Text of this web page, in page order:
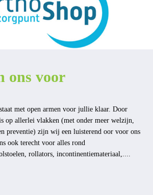
ons voor
met open armen voor jullie klaar. Door
op allerlei vlakken (met onder meer welzijn,
preventie) zijn wij een luisterend oor voor ons
ook terecht voor alles rond
rollators, incontinentiemateriaal,....